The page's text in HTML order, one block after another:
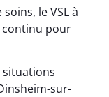
le VSL à
continu pour
situations
sur-